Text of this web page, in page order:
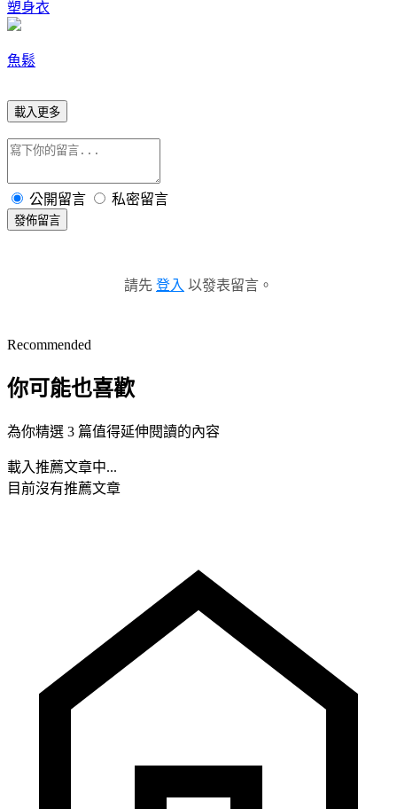
塑身衣
魚鬆
載入更多
公開留言 私密留言
發佈留言
請先 登入 以發表留言。
Recommended
你可能也喜歡
為你精選 3 篇值得延伸閱讀的內容
載入推薦文章中...
目前沒有推薦文章